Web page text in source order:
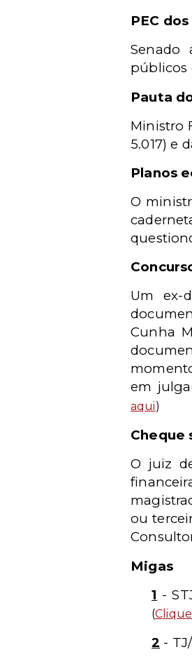
PEC
Senado
públicos
Pauta
Ministro
5.017) e
Planos
O
Um ex-
Cunha
em
aqui)
Cheque
O juiz
ou
Migas
1 -
(
2 -